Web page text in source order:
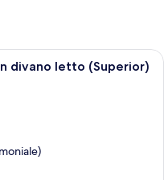
camera d'albergo con due letti,
divano letto (Superior)